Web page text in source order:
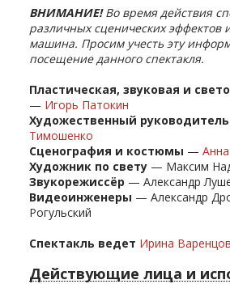
ВНИМАНИЕ!Во время действия
различных сценических эффектов
машина. Просим учесть эту
посещение данного спектакля.
Пластическая, звуковая и
— Игорь Патокин
Художественный
Тимошенко
Сценография и костюмы —
Художник по свету — Максим
Звукорежиссёр — Александр
Видеоинженеры — Александр
Рогульский
Спектакль ведет Ирина
Действующие лица и